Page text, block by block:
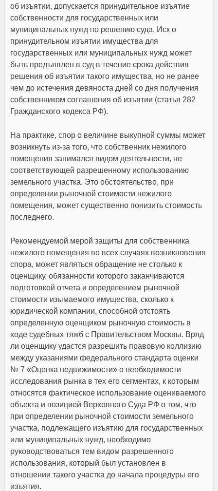
об изъятии, допускается принудительное изъятие
собственности для государственных или
муниципальных нужд по решению суда. Иск о
принудительном изъятии имущества для
государственных или муниципальных нужд может
быть предъявлен в суд в течение срока действия
решения об изъятии такого имущества, но не ранее
чем до истечения девяноста дней со дня получения
собственником соглашения об изъятии (статья 282
Гражданского кодекса РФ).
На практике, спор о величине выкупной суммы может
возникнуть из-за того, что собственник нежилого
помещения занимался видом деятельности, не
соответствующей разрешенному использованию
земельного участка. Это обстоятельство, при
определении рыночной стоимости нежилого
помещения, может существенно понизить стоимость
последнего.
Рекомендуемой мерой защиты для собственника
нежилого помещения во всех случаях возникновения
спора, может являться обращение не столько к
оценщику, обязанности которого заканчиваются
подготовкой отчета и определением рыночной
стоимости изымаемого имущества, сколько к
юридической компании, способной отстоять
определенную оценщиком рыночную стоимость в
ходе судебных тяжб с Правительством Москвы. Вряд
ли оценщику удастся разрешить правовую коллизию
между указаниями федерального стандарта оценки
№ 7 «Оценка недвижимости» о необходимости
исследования рынка в тех его сегментах, к которым
относятся фактическое использование оцениваемого
объекта и позицией Верховного Суда РФ о том, что
при определении рыночной стоимости земельного
участка, подлежащего изъятию для государственных
или муниципальных нужд, необходимо
руководствоваться тем видом разрешенного
использования, который был установлен в
отношении такого участка до начала процедуры его
изъятия.